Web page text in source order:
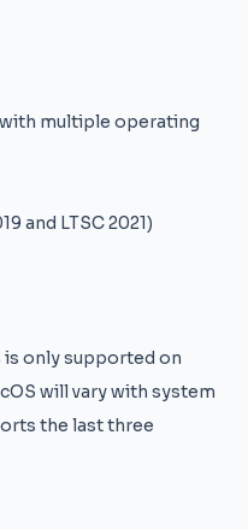
multiple operating
and LTSC 2021)
only supported on
will vary with system
the last three